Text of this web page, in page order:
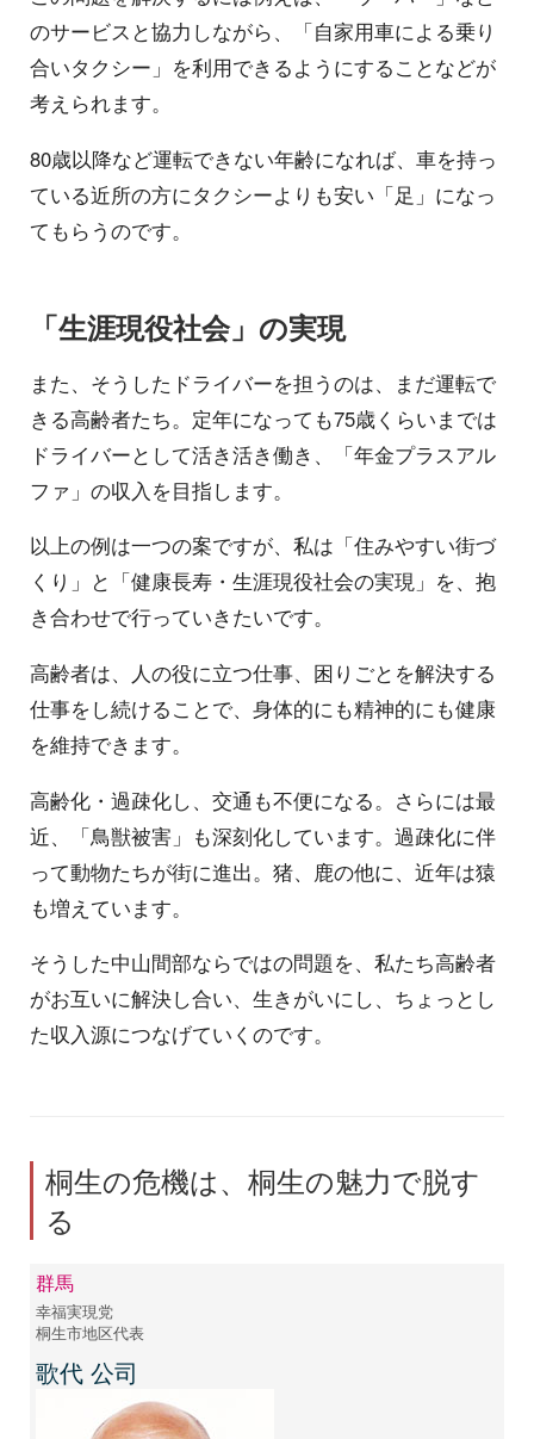
のサービスと協力しながら、「自家用車による乗り
合いタクシー」を利用できるようにすることなどが
考えられます。
80歳以降など運転できない年齢になれば、車を持っ
ている近所の方にタクシーよりも安い「足」になっ
てもらうのです。
「生涯現役社会」の実現
また、そうしたドライバーを担うのは、まだ運転で
きる高齢者たち。定年になっても75歳くらいまでは
ドライバーとして活き活き働き、「年金プラスアル
ファ」の収入を目指します。
以上の例は一つの案ですが、私は「住みやすい街づ
くり」と「健康長寿・生涯現役社会の実現」を、抱
き合わせで行っていきたいです。
高齢者は、人の役に立つ仕事、困りごとを解決する
仕事をし続けることで、身体的にも精神的にも健康
を維持できます。
高齢化・過疎化し、交通も不便になる。さらには最
近、「鳥獣被害」も深刻化しています。過疎化に伴
って動物たちが街に進出。猪、鹿の他に、近年は猿
も増えています。
そうした中山間部ならではの問題を、私たち高齢者
がお互いに解決し合い、生きがいにし、ちょっとし
た収入源につなげていくのです。
桐生の危機は、桐生の魅力で脱す
る
群馬
幸福実現党
桐生市地区代表
歌代 公司